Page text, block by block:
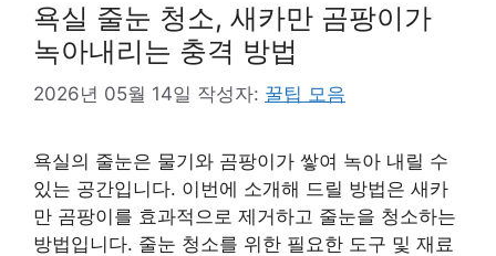
욕실 줄눈 청소, 새카만 곰팡이가
녹아내리는 충격 방법
2026년 05월 14일 작성자: 꿀팁 모음
욕실의 줄눈은 물기와 곰팡이가 쌓여 녹아 내릴 수
있는 공간입니다. 이번에 소개해 드릴 방법은 새카
만 곰팡이를 효과적으로 제거하고 줄눈을 청소하는
방법입니다. 줄눈 청소를 위한 필요한 도구 및 재료